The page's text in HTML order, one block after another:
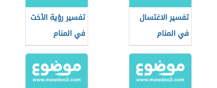
تفسير الاغتسال
في المنام
تفسير رؤية الأخت
في المنام